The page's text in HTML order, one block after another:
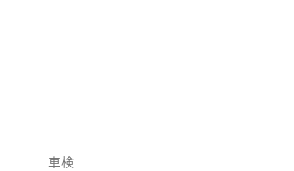
車検